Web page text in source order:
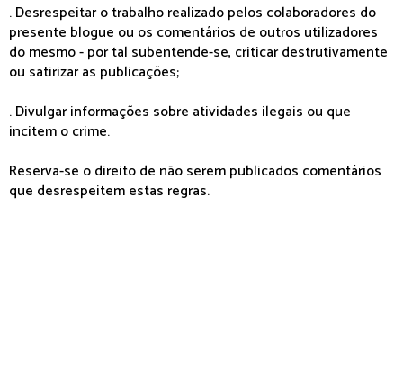
. Desrespeitar o trabalho realizado pelos colaboradores do
presente blogue ou os comentários de outros utilizadores
do mesmo - por tal subentende-se, criticar destrutivamente
ou satirizar as publicações;
. Divulgar informações sobre atividades ilegais ou que
incitem o crime.
Reserva-se o direito de não serem publicados comentários
que desrespeitem estas regras.